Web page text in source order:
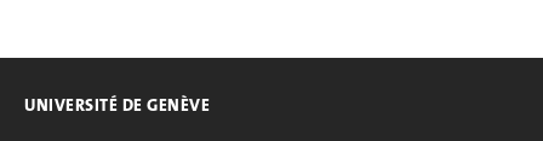
UNIVERSITÉ DE GENÈVE